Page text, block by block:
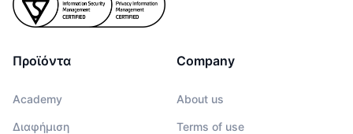
Προϊόντα
Academy
Διαφήμιση
Company
About us
Terms of use